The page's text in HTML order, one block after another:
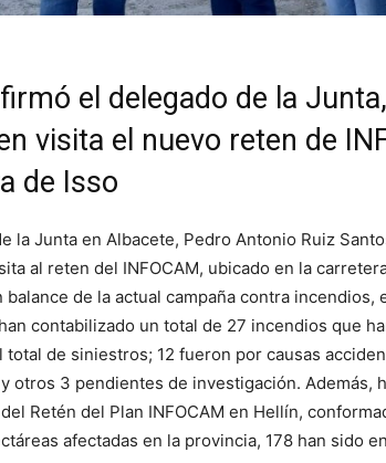
el delegado de la
visita el nuevo reten de
de Isso
la Junta en Albacete, Pedro Antonio Ruiz
al reten del INFOCAM, ubicado en la
balance de la actual campaña contra
contabilizado un total de 27 incendios que
total de siniestros; 12 fueron por causas
otros 3 pendientes de investigación. Además,
Retén del Plan INFOCAM en Hellín,
afectadas en la provincia, 178 han sido